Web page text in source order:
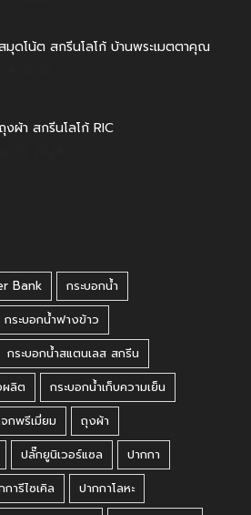
มุดโน้ต สกรีนโลโก้ บ้านพระเมตตาคุณ
ผ้า สกรีนโลโก้ RIC
Bank
กระบอกน้ำ
กระบอกน้ำฟางข้าว
กระบอกน้ำสแตนเลส สกรีน
ผลิต
กระบอกน้ำเก็บความเย็น
กพรีเมี่ยม
ถุงผ้า
ปลั๊กยูนิเวอร์แซล
ปากกา
การีไซเคิล
ปากกาโลหะ